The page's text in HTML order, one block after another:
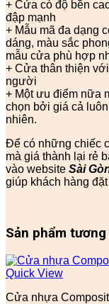
+ Cửa có độ bền
đập mạnh
+ Mẫu mã đa dạng
dáng, màu sắc
mẫu cửa phù hợp
+ Cửa thân thiện
người
+ Một ưu điểm nữa
chọn bởi giá cả
nhiên.
Để có những chiếc
mà giá thành lại rẻ
vào website Sài
giúp khách hàng
Sản phẩm
Quick View
Cửa nhựa